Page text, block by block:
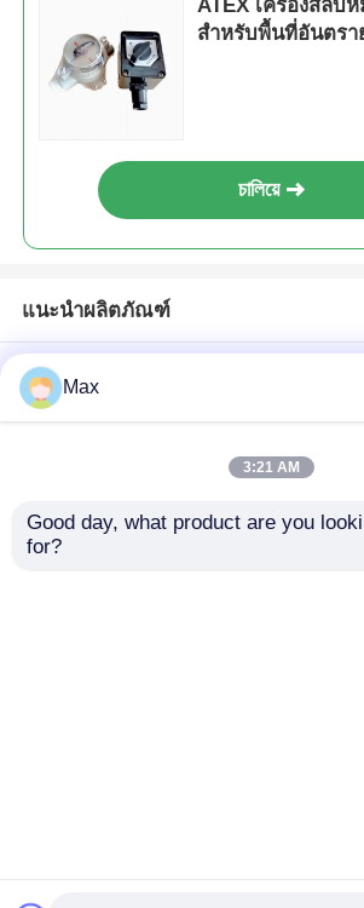
ATEX เครื่องสลับ
สําหรับพื้นที่อันตรา
চালিয়ে
แนะนำผลิตภัณฑ์
Max
3:21 AM
Good day, what product are you
for?